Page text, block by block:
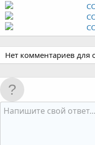
Нет комментариев для